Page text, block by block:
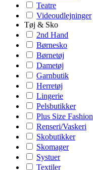
Teatre
Videoudlejninger
Tøj & Sko
2nd Hand
Børnesko
Børnetøj
Dametøj
Garnbutik
Herretøj
Lingerie
Pelsbutikker
Plus Size Fashion
Renseri/Vaskeri
Skobutikker
Skomager
Systuer
Textiler